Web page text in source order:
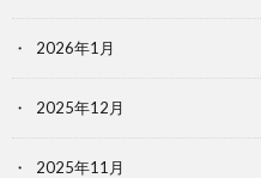
2026年1月
2025年12月
2025年11月